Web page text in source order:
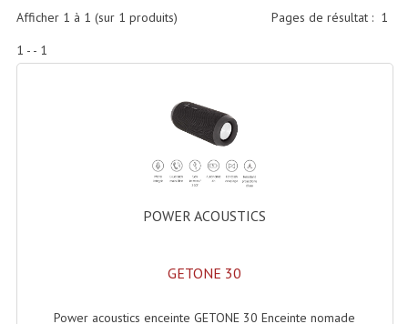
Faire Votre Devis
Accessoires Pieds Cellules Diamants
Accessoires Enceintes
Diamants
Pieds D'enceintes
Pages de résultat : 1
Afficher 1 à 1 (sur 1 produits)
1 - - 1
POWER ACOUSTICS
GETONE 30
Power acoustics enceinte GETONE 30 Enceinte nomade